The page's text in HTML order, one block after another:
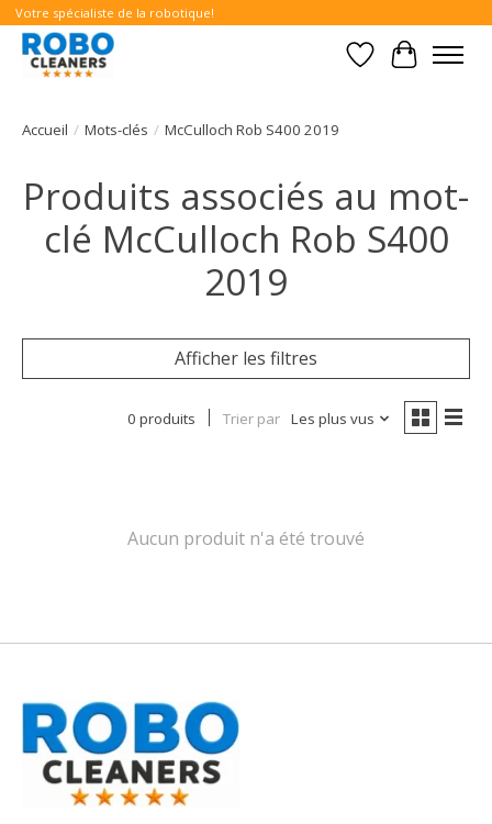
Votre spécialiste de la robotique!
Liste dePanier
Accueil / Mots-clés / McCulloch Rob S400 2019
Produits associés au mot-
clé McCulloch Rob S400
2019
Afficher les filtres
0 produits Trier par Les plus vus
Aucun produit n'a été trouvé